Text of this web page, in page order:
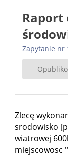
Raport
Zapytanie nr
Zlecę
srodowisko
wiatrowej
miejscowosc